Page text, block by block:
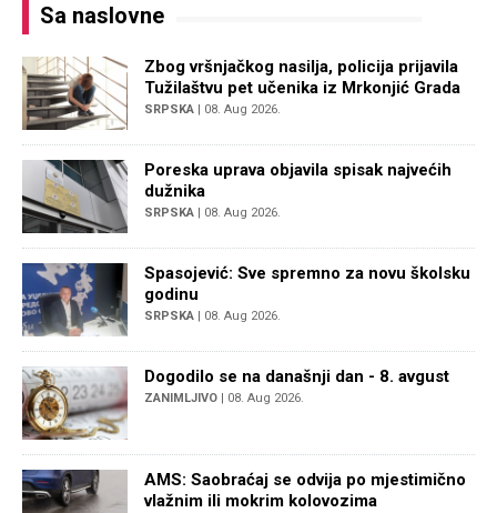
Sa naslovne
Zbog vršnjačkog nasilja, policija prijavila
Tužilaštvu pet učenika iz Mrkonjić Grada
SRPSKA | 08. Aug 2026.
Poreska uprava objavila spisak najvećih
dužnika
SRPSKA | 08. Aug 2026.
Spasojević: Sve spremno za novu školsku
godinu
SRPSKA | 08. Aug 2026.
Dogodilo se na današnji dan - 8. avgust
ZANIMLJIVO | 08. Aug 2026.
AMS: Saobraćaj se odvija po mjestimično
vlažnim ili mokrim kolovozima